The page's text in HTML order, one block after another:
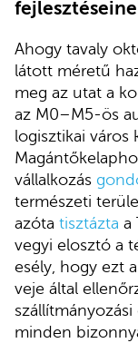
Ahogy tavaly
látott méretű
meg az utat a
az M0–M5-ös
logisztikai város
vállalkozás
természeti
azóta tisztázta a
vegyi elosztó a
esély, hogy ezt
veje által
minden